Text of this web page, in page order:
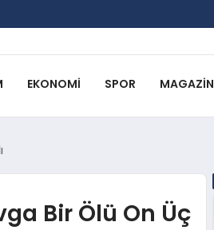
EKONOMI SPOR MAGAZIN
Bir Ölü On Üç